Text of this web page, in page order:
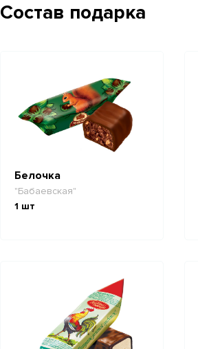
Состав подарка
Белочка
"Бабаевская"
1 шт